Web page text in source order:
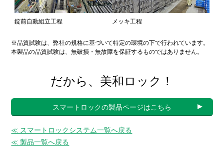
錠前自動組立工程 メッキ工程
※品質試験は、弊社の規格に基づいて特定の環境の下で行われています。
本製品の品質試験は、無破損・無故障を保証するものではありません。
だから、美和ロック！
スマートロックの製品ページはこちら
≪ スマートロックシステム一覧へ戻る
≪ 製品一覧へ戻る